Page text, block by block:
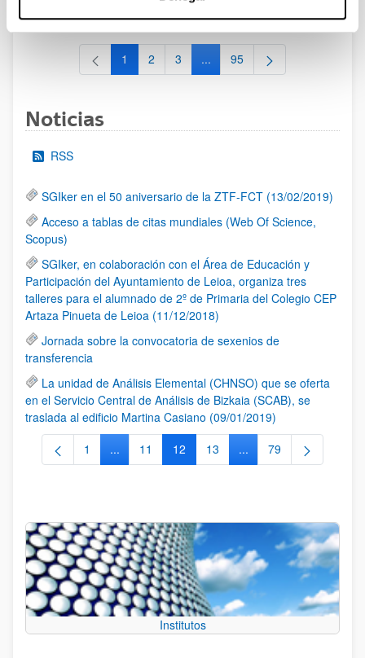
al 30/07/2026 (ambos incluídos)
Página
1 Página
2 Página
3 ...Páginas intermedias Use TAB
Página
95
Noticias
RSS
SGIker en el 50 aniversario de la ZTF-FCT (13/02/2019)
Acceso a tablas de citas mundiales (Web Of Science,
Scopus)
SGIker, en colaboración con el Área de Educación y
Participación del Ayuntamiento de Leioa, organiza tres
talleres para el alumnado de 2º de Primaria del Colegio CEP
Artaza Pinueta de Leioa (11/12/2018)
Jornada sobre la convocatoria de sexenios de
transferencia
La unidad de Análisis Elemental (CHNSO) que se oferta
en el Servicio Central de Análisis de Bizkaia (SCAB), se
traslada al edificio Martina Casiano (09/01/2019)
Página
1 ...Páginas intermedias Use TAB para desplazarse.
Página
11 Página
12 Página
13 ...Páginas intermedias
Página
79
Institutos